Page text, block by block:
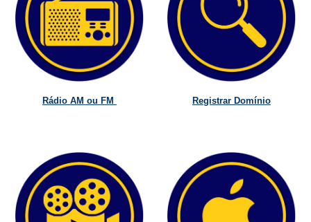
Rádio AM ou FM Registrar Domínio